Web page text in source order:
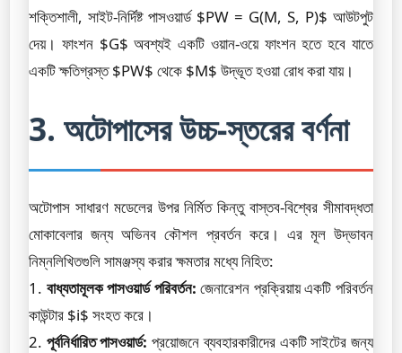
শক্তিশালী, সাইট-নির্দিষ্ট পাসওয়ার্ড $PW = G(M, S, P)$ আউটপুট
দেয়। ফাংশন $G$ অবশ্যই একটি ওয়ান-ওয়ে ফাংশন হতে হবে যাতে
একটি ক্ষতিগ্রস্ত $PW$ থেকে $M$ উদ্ভূত হওয়া রোধ করা যায়।
3. অটোপাসের উচ্চ-স্তরের বর্ণনা
অটোপাস সাধারণ মডেলের উপর নির্মিত কিন্তু বাস্তব-বিশ্বের সীমাবদ্ধতা
মোকাবেলার জন্য অভিনব কৌশল প্রবর্তন করে। এর মূল উদ্ভাবন
নিম্নলিখিতগুলি সামঞ্জস্য করার ক্ষমতার মধ্যে নিহিত:
1. বাধ্যতামূলক পাসওয়ার্ড পরিবর্তন: জেনারেশন প্রক্রিয়ায় একটি পরিবর্তন
কাউন্টার $i$ সংহত করে।
2. পূর্বনির্ধারিত পাসওয়ার্ড: প্রয়োজনে ব্যবহারকারীদের একটি সাইটের জন্য